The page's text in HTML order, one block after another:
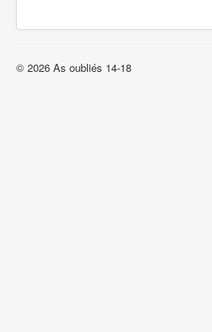
© 2026 As oubliés 14-18